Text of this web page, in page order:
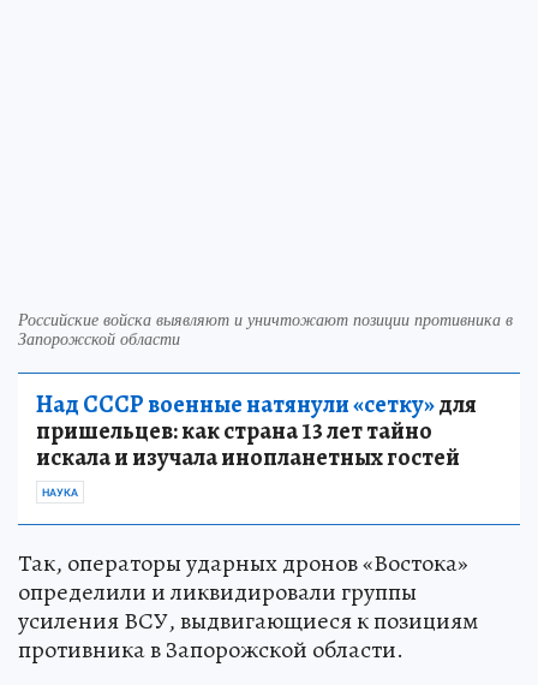
Российские войска выявляют и уничтожают позиции противника в
Запорожской области
Над СССР военные натянули «сетку»для
пришельцев: как страна 13 лет тайно
искала и изучала инопланетных гостей
НАУКА
Так, операторы ударных дронов «Востока»
определили и ликвидировали группы
усиления ВСУ, выдвигающиеся к позициям
противника в Запорожской области.